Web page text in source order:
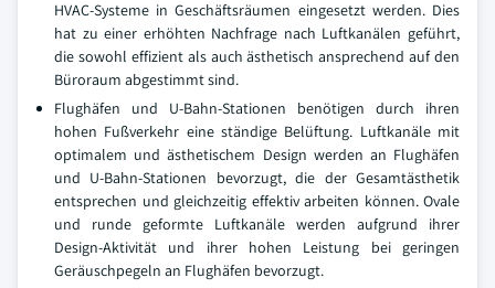
HVAC-Systeme in Geschäftsräumen eingesetzt werden. Dies
hat zu einer erhöhten Nachfrage nach Luftkanälen geführt,
die sowohl effizient als auch ästhetisch ansprechend auf den
Büroraum abgestimmt sind.
Flughäfen und U-Bahn-Stationen benötigen durch ihren
hohen Fußverkehr eine ständige Belüftung. Luftkanäle mit
optimalem und ästhetischem Design werden an Flughäfen
und U-Bahn-Stationen bevorzugt, die der Gesamtästhetik
entsprechen und gleichzeitig effektiv arbeiten können. Ovale
und runde geformte Luftkanäle werden aufgrund ihrer
Design-Aktivität und ihrer hohen Leistung bei geringen
Geräuschpegeln an Flughäfen bevorzugt.